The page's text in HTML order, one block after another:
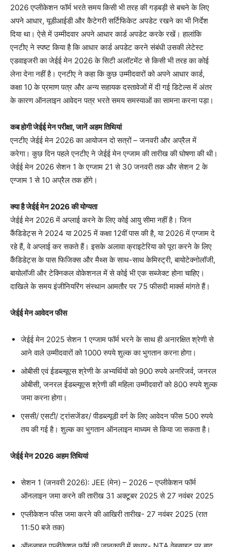
2026 एप्लीकेशन फॉर्म भरते समय किसी भी तरह की गड़बड़ी से बचने के लिए
अपने आधार, यूडीआईडी और कैटेगरी सर्टिफिकेट अपडेट रखने का भी निर्देश
दिया था। ऐसे में उम्मीदवार अपने आधार कार्ड अपडेट करके रखें। हालांकि
एनटीए ने स्पष्ट किया है कि आधार ​​कार्ड अपडेट करने संबंधी उसकी लेटेस्ट
एडवाइजरी का जेईई मेन 2026 के सिटी अलॉटमेंट से किसी भी तरह का कोई
लेना देना नहीं है। एनटीए ने कहा कि कुछ उम्मीदवारों को अपने आधार कार्ड,
कक्षा 10 के प्रमाण पत्र और अन्य सहायक दस्तावेजों में दी गई डिटेल्स में अंतर
के कारण ऑनलाइन आवेदन पत्र भरते समय समस्याओं का सामना करना पड़ा।
कब होगी जेईई मेन परीक्षा, जानें अहम तिथियां
एनटीए जेईई मेन 2026 का आयोजन दो सत्रों – जनवरी और अप्रैल में
करेगा। कुछ दिन पहले एनटीए ने जेईई मेन एग्जाम की तारीख की घोषणा की थी।
जेईई मेन 2026 सेशन 1 के एग्जाम 21 से 30 जनवरी तक और सेशन 2 के
एग्जाम 1 से 10 अप्रैल तक होंगे।
क्या है जेईई मेन 2026 की योग्यता
जेईई मेन 2026 में अप्लाई करने के लिए कोई आयु सीमा नहीं है। जिन
कैंडिडेट्स ने 2024 या 2025 में कक्षा 12वीं पास की है, या 2026 में एग्जाम दे
रहे हैं, वे अप्लाई कर सकते हैं। इसके अलावा क्राइटेरिया को पूरा करने के लिए
कैंडिडेट्स के पास फिजिक्स और मैथ्स के साथ-साथ केमिस्ट्री, बायोटेक्नोलॉजी,
बायोलॉजी और टेक्निकल वोकेशनल में से कोई भी एक सब्जेक्ट होना चाहिए।
दाखिले के समय इंजीनियरिंग संस्थान आमतौर पर 75 फीसदी मार्क्स मांगते हैं।
जेईई मेन आवेदन फीस
जेईई मेन 2025 सेशन 1 एग्जाम फॉर्म भरने के साथ ही अनारक्षित श्रेणी से
आने वाले उम्मीदवारों को 1000 रुपये शुल्क का भुगतान करना होगा।
ओबीसी एवं ईडब्ल्यूएस श्रेणी के अभ्यर्थियों को 900 रुपये अनरिजर्व, जनरल
ओबीसी, जनरल ईडब्ल्यूएस श्रेणी की महिला उम्मीदवारों को 800 रुपये शुल्क
जमा करना होगा।
एससी/ एसटी/ ट्रांसजेंडर/ पीडब्ल्यूडी वर्ग के लिए आवेदन फीस 500 रुपये
तय की गई है। शुल्क का भुगतान ऑनलाइन माध्यम से किया जा सकता है।
जेईई मेन 2026 अहम तिथियां
सेशन 1 (जनवरी 2026): JEE (मेन) – 2026 – एप्लीकेशन फॉर्म
ऑनलाइन जमा करने की तारीख 31 अक्टूबर 2025 से 27 नवंबर 2025
एप्लीकेशन फीस जमा करने की आखिरी तारीख- 27 नवंबर 2025 (रात
11:50 बजे तक)